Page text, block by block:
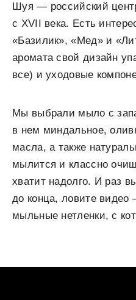
Шуя — российский
с XVII века. Есть
«Базилик», «Мед» и
аромата свой дизайн
все) и уходовые
Мы выбрали мыло с
в нем миндальное,
масла, а также
мылится и классно
хватит надолго. И раз
до конца, ловите
мыльные нетленки, с